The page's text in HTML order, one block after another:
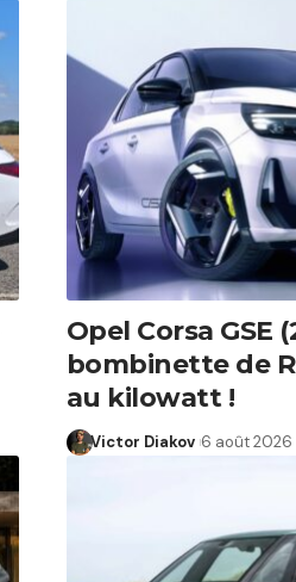
Opel Corsa GSE
bombinette de
au kilowatt !
Victor Diakov 6 août 2026